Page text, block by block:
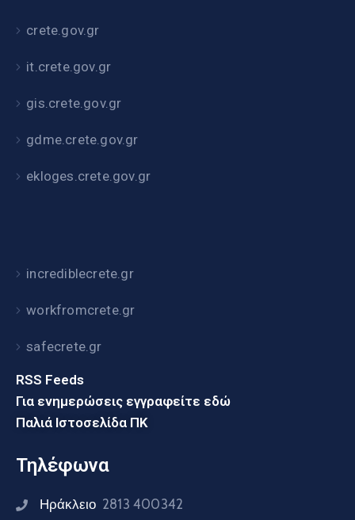
crete.gov.gr
it.crete.gov.gr
gis.crete.gov.gr
gdme.crete.gov.gr
ekloges.crete.gov.gr
incrediblecrete.gr
workfromcrete.gr
safecrete.gr
RSS Feeds
Για ενημερώσεις εγγραφείτε εδώ
Παλιά Ιστοσελίδα ΠΚ
Τηλέφωνα
Ηράκλειο 2813 400342